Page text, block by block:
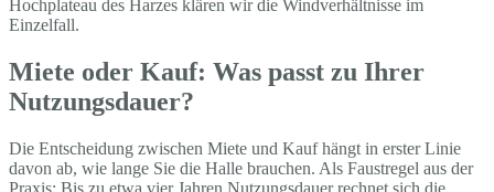
Hochplateau des Harzes klären wir die Windverhältnisse im
Einzelfall.
Miete oder Kauf: Was passt zu Ihrer
Nutzungsdauer?
Die Entscheidung zwischen Miete und Kauf hängt in erster Linie
davon ab, wie lange Sie die Halle brauchen. Als Faustregel aus der
Praxis: Bis zu etwa vier Jahren Nutzungsdauer rechnet sich die